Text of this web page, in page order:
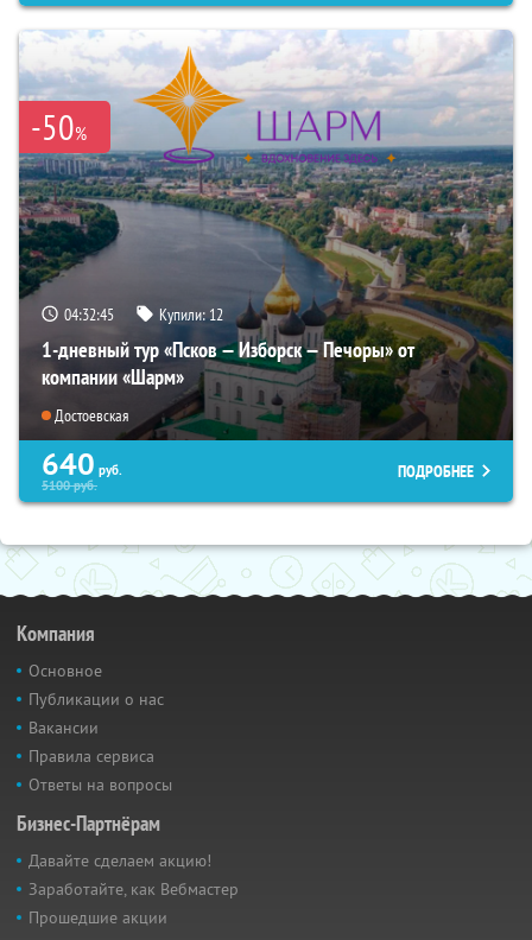
-50%
04:32:44 Купили:12
1-дневный тур «Псков — Изборск — Печоры» от
компании «Шарм»
Достоевская
640 руб.
5100руб.
ПОДРОБНЕЕ
Компания
Основное
Публикации о нас
Вакансии
Правила сервиса
Ответы на вопросы
Бизнес-Партнёрам
Давайте сделаем акцию!
Заработайте, как Вебмастер
Прошедшие акции